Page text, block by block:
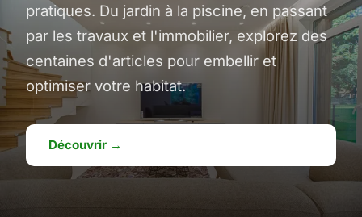
pratiques. Du jardin à la piscine, en passant
par les travaux et l'immobilier, explorez des
centaines d'articles pour embellir et
optimiser votre habitat.
Découvrir →